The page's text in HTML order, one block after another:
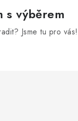
s
s výběrem
Jsme tu pro vás!